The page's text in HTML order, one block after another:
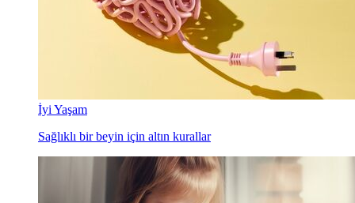
İyi Yaşam
Sağlıklı bir beyin için altın kurallar